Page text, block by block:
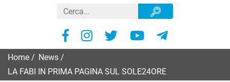
Home News
LA FABI IN PRIMA PAGINA SUL SOLE24ORE